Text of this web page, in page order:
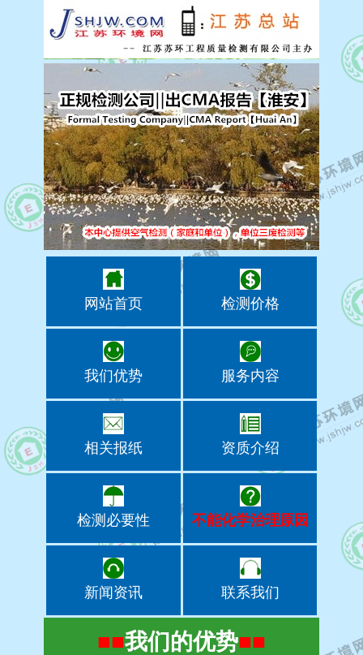
网站首页 检测价格
我们优势 服务内容
相关报纸 资质介绍
检测必要性 不能化学治理原因
新闻资讯 联系我们
■■我们的优势■■